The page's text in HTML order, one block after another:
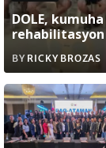
DOLE,
BY RICKY BROZAS